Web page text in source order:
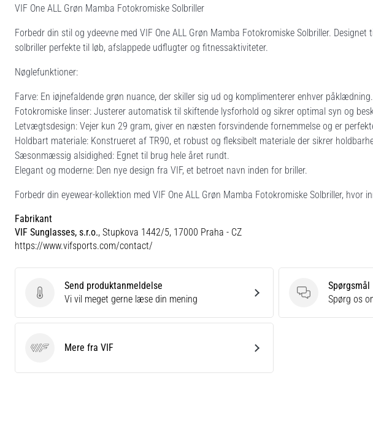
VIF One ALL Grøn Mamba Fotokromiske Solbriller
Forbedr din stil og ydeevne med VIF One ALL Grøn Mamba Fotokromiske Solbriller.
solbriller perfekte til løb, afslappede udflugter og fitnessaktiviteter.
Nøglefunktioner:
Farve: En iøjnefaldende grøn nuance, der skiller sig ud og komplimenterer enhver påklædning.
Fotokromiske linser: Justerer automatisk til skiftende lysforhold og sikrer optimal syn og
Letvægtsdesign: Vejer kun 29 gram, giver en næsten forsvindende fornemmelse og er
Holdbart materiale: Konstrueret af TR90, et robust og fleksibelt materiale der sikrer
Sæsonmæssig alsidighed: Egnet til brug hele året rundt.
Elegant og moderne: Den nye design fra VIF, et betroet navn inden for briller.
Forbedr din eyewear-kollektion med VIF One ALL Grøn Mamba Fotokromiske Solbriller, hvor
Fabrikant
VIF Sunglasses, s.r.o., Stupkova 1442/5, 17000 Praha - CZ
https://www.vifsports.com/contact/
Send produktanmeldelse
Send produktanmeldelse
Vi vil meget gerne læse din mening
Spørgsmål
Spørgsmål
Spørg os
VIF Mere fra VIF